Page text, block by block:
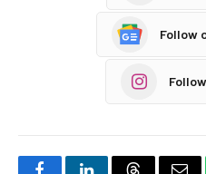
Follow